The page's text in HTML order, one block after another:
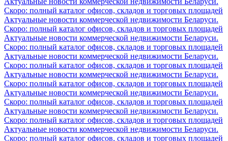
Скоро: полный каталог офисов, складов и торговых площадей
Актуальные новости коммерческой недвижимости Беларуси.
Скоро: полный каталог офисов, складов и торговых площадей
Актуальные новости коммерческой недвижимости Беларуси.
Скоро: полный каталог офисов, складов и торговых площадей
Актуальные новости коммерческой недвижимости Беларуси.
Скоро: полный каталог офисов, складов и торговых площадей
Актуальные новости коммерческой недвижимости Беларуси.
Скоро: полный каталог офисов, складов и торговых площадей
Актуальные новости коммерческой недвижимости Беларуси.
Скоро: полный каталог офисов, складов и торговых площадей
Актуальные новости коммерческой недвижимости Беларуси.
Скоро: полный каталог офисов, складов и торговых площадей
Актуальные новости коммерческой недвижимости Беларуси.
Скоро: полный каталог офисов, складов и торговых площадей